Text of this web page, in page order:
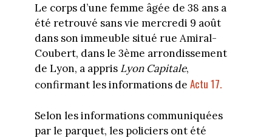
Le corps d’une femme âgée de 38 ans a
été retrouvé sans vie mercredi 9 août
dans son immeuble situé rue Amiral-
Coubert, dans le 3ème arrondissement
de Lyon, a appris Lyon Capitale,
confirmant les informations de Actu 17.
Selon les informations communiquées
par le parquet, les policiers ont été